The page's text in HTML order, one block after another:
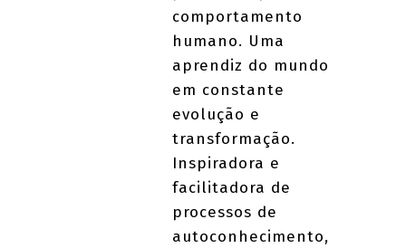
comportamento
humano. Uma
aprendiz do mundo
em constante
evolução e
transformação.
Inspiradora e
facilitadora de
processos de
autoconhecimento,